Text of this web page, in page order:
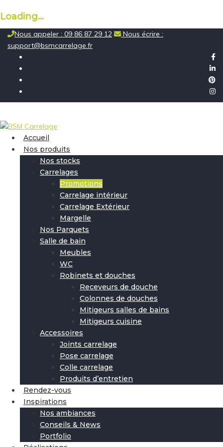
Loading...
Skip
content
Nous appeler : 09 86 87 29 12
Nous écrire :
support@bsmcarrelage.fr
Accueil
Nos produits
Nos stocks
Carrelages
Promotions
Carrelage intérieur
Carrelage Extérieur
Margelle
Nos Parquets
Salle de bain
Meubles
WC
Robinets et douches
Receveurs de douche
Colonnes de douches
Mitigeurs salles de bains
Mitigeurs cuisine
Accessoires
Joints carrelage
Pose carrelage
Colle carrelage
Produits d’entretien
Rendez-vous
Inspirations
Nos ambiances
Conseils & News
Portfolio